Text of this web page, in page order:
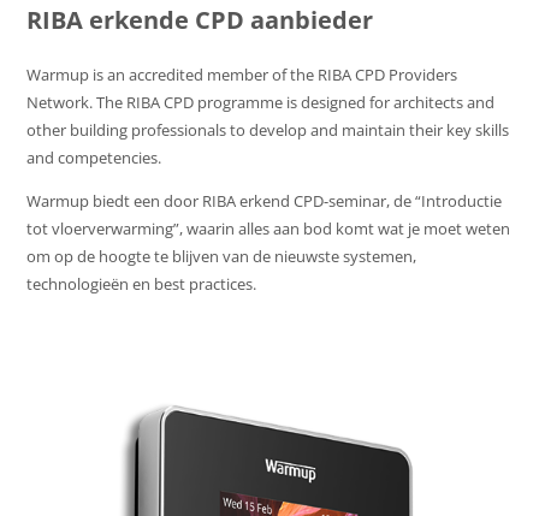
RIBA erkende CPD aanbieder
Warmup is an accredited member of the RIBA CPD Providers
Network. The RIBA CPD programme is designed for architects and
other building professionals to develop and maintain their key skills
and competencies.
Warmup biedt een door RIBA erkend CPD-seminar, de “Introductie
tot vloerverwarming”, waarin alles aan bod komt wat je moet weten
om op de hoogte te blijven van de nieuwste systemen,
technologieën en best practices.